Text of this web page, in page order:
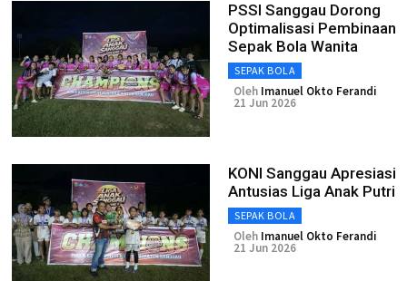
PSSI Sanggau Dorong
Optimalisasi Pembinaan
Sepak Bola Wanita
SEPAK BOLA
Oleh Imanuel Okto Ferandi
21 Jun 2026
KONI Sanggau Apresiasi
Antusias Liga Anak Putri
SEPAK BOLA
Oleh Imanuel Okto Ferandi
21 Jun 2026